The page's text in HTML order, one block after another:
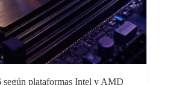
según plataformas Intel y AMD